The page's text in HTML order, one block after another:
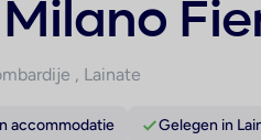
, Lainate
accommodatie Gelegen in